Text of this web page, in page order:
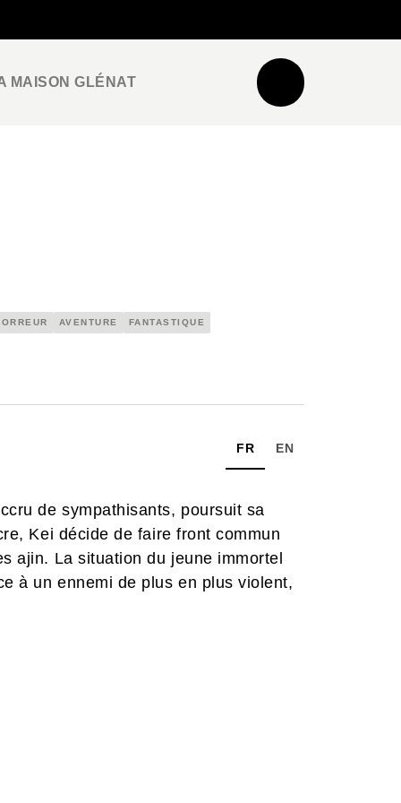
MAISON GLÉNAT
AVENTURE FANTASTIQUE
FR EN
de sympathisants, poursuit sa
Kei décide de faire front commun
ajin. La situation du jeune immortel
à un ennemi de plus en plus violent,